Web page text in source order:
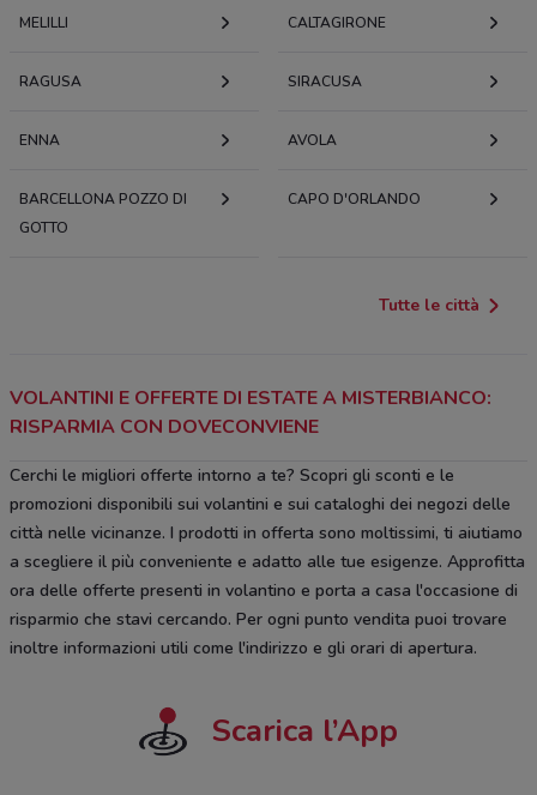
MELILLI CALTAGIRONE
RAGUSA SIRACUSA
ENNA AVOLA
BARCELLONA POZZO DI
GOTTO
CAPO D'ORLANDO
Tutte le città
VOLANTINI E OFFERTE DI ESTATE A MISTERBIANCO:
RISPARMIA CON DOVECONVIENE
Cerchi le migliori offerte intorno a te? Scopri gli sconti e le
promozioni disponibili sui volantini e sui cataloghi dei negozi delle
città nelle vicinanze. I prodotti in offerta sono moltissimi, ti aiutiamo
a scegliere il più conveniente e adatto alle tue esigenze. Approfitta
ora delle offerte presenti in volantino e porta a casa l'occasione di
risparmio che stavi cercando. Per ogni punto vendita puoi trovare
inoltre informazioni utili come l'indirizzo e gli orari di apertura.
Scarica l’App